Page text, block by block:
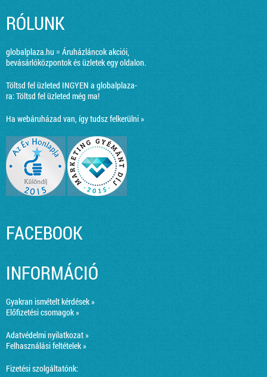
RÓLUNK
globalplaza.hu = Áruházláncok akciói,
bevásárlóközpontok és üzletek egy oldalon.
Töltsd fel üzleted INGYEN a globalplaza-
ra:Töltsd fel üzleted még ma!
Ha webáruházad van, így tudsz felkerülni »
FACEBOOK
INFORMÁCIÓ
Gyakran ismételt kérdések »
Előfizetési csomagok »
Adatvédelmi nyilatkozat »
Felhasználási feltételek »
Fizetési szolgáltatónk: